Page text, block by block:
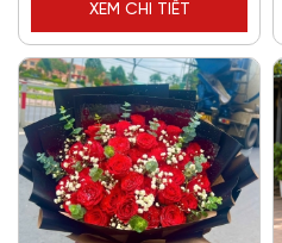
XEM CHI TIẾT